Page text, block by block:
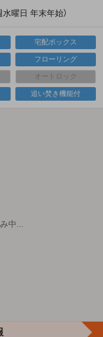
曜日 年末年始）
宅配ボックス
フローリング
オートロック
追い焚き機能付
中...